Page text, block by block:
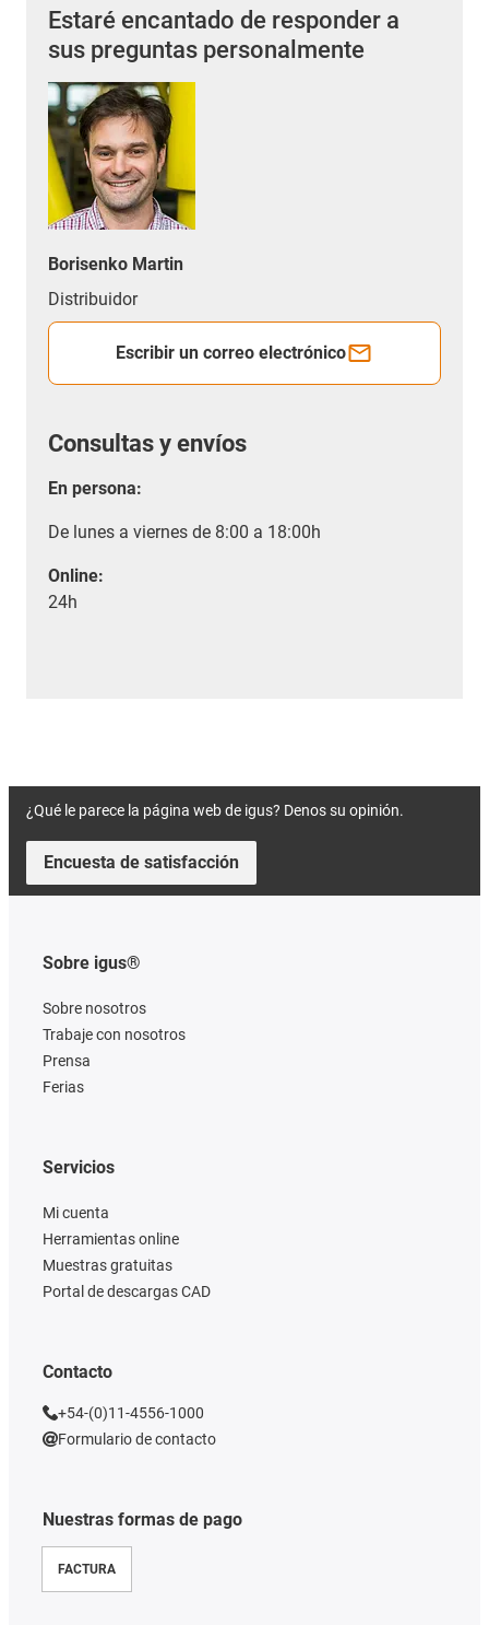
Estaré encantado de responder a
sus preguntas personalmente
Borisenko Martin
Distribuidor
Escribir un correo electrónico
Consultas y envíos
En persona:
De lunes a viernes de 8:00 a 18:00h
Online:
24h
¿Qué le parece la página web de igus? Denos su opinión.
Encuesta de satisfacción
Sobre igus®
Sobre nosotros
Trabaje con nosotros
Prensa
Ferias
Nuestras formas de pago
FACTURA
Servicios
Mi cuenta
Herramientas online
Muestras gratuitas
Portal de descargas CAD
Contacto
+54-(0)11-4556-1000
Formulario de contacto